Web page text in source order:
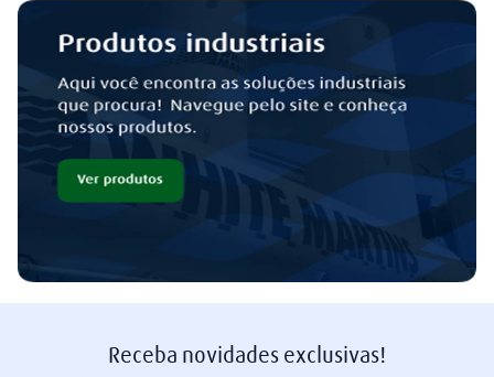
Receba novidades exclusivas!